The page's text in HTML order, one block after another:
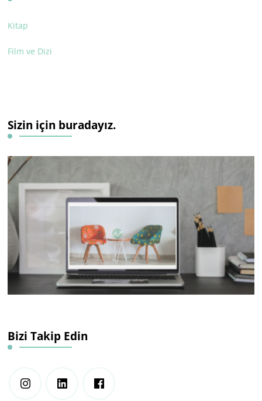
Kitap
Film ve Dizi
Sizin için buradayız.
Bizi Takip Edin